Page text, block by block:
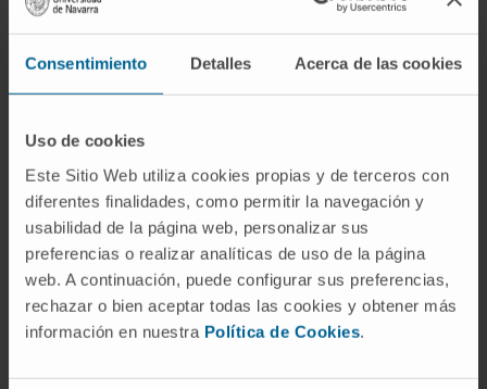
Consentimiento Detalles Acerca de las cookies
Uso de cookies
Este Sitio Web utiliza cookies propias y de terceros con
diferentes finalidades, como permitir la navegación y
usabilidad de la página web, personalizar sus
preferencias o realizar analíticas de uso de la página
web. A continuación, puede configurar sus preferencias,
rechazar o bien aceptar todas las cookies y obtener más
información en nuestra Política de Cookies.
Carlota Guibert Lacasa
Gestora
Dra. Marta María Alonso Roldán
Ver Curriculum
Investigadora
Departamento de Pediatría
Sede Pamplona